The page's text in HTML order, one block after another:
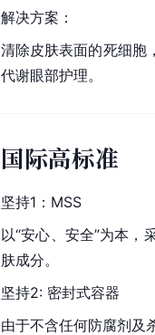
解决方案：
清除皮肤表面的死细胞
代谢眼部护理。
国际高标准
坚持1：MSS
以“安心、安全”为本
肤成分。
坚持2: 密封式容器
由于不含任何防腐剂及